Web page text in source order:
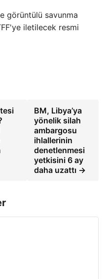
görüntülü savunma
iletilecek resmi
BM, Libya’ya
yönelik silah
ambargosu
ihlallerinin
denetlenmesi
yetkisini 6 ay
daha uzattı →